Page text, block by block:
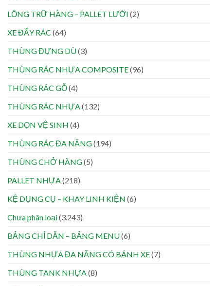
LỒNG TRỮ HÀNG – PALLET LƯỚI (2)
XE ĐẨY RÁC (64)
THÙNG ĐỰNG DÙ(3)
THÙNG RÁC NHỰA COMPOSITE(96)
THÙNG RÁC GỖ(4)
THÙNG RÁC NHỰA(132)
XE DỌN VỆ SINH (4)
THÙNG RÁC ĐA NĂNG(194)
THÙNG CHỞ HÀNG(5)
PALLET NHỰA(218)
KỆ DỤNG CỤ – KHAY LINH KIỆN (6)
Chưa phân loại(3.243)
BẢNG CHỈ DẪN – BẢNG MENU(6)
THÙNG NHỰA ĐA NĂNG CÓ BÁNH XE(7)
THÙNG TANK NHỰA(8)